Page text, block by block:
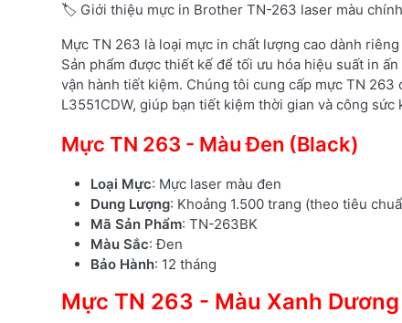
🏷️ Giới thiệu mực in Brother TN-263 laser màu
Mực TN 263 là loại mực in chất lượng cao dành
Sản phẩm được thiết kế để tối ưu hóa hiệu suất in
vận hành tiết kiệm. Chúng tôi cung cấp mực TN
L3551CDW, giúp bạn tiết kiệm thời gian và công sức
Mực TN 263 - Màu Đen (Black)
Loại Mực: Mực laser màu đen
Dung Lượng: Khoảng 1.500 trang (theo tiêu
Mã Sản Phẩm: TN-263BK
Màu Sắc: Đen
Bảo Hành: 12 tháng
Mực TN 263 - Màu Xanh